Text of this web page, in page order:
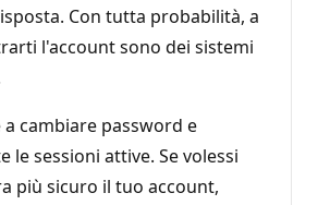
Con tutta probabilità, a
l'account sono dei sistemi
cambiare password e
le sessioni attive. Se volessi
più sicuro il tuo account,